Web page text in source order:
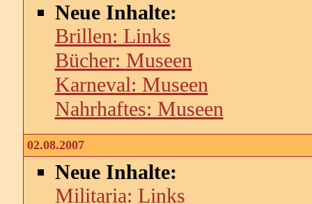
Neue Inhalte:
Brillen: Links
Bücher: Museen
Karneval: Museen
Nahrhaftes: Museen
02.08.2007
Neue Inhalte:
Militaria: Links